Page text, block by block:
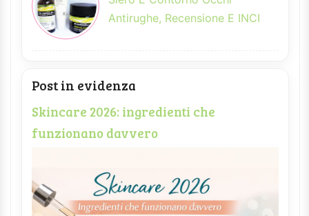
Antirughe, Recensione E INCI
Post in evidenza
Skincare 2026: ingredienti che
funzionano davvero